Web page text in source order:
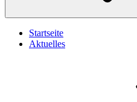
Startseite
Aktuelles